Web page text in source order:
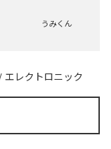
うみくん
/ エレクトロニック